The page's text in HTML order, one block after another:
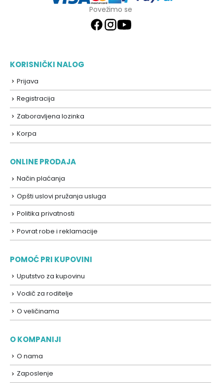
Povežimo se
KORISNIČKI NALOG
Prijava
Registracija
Zaboravljena lozinka
Korpa
ONLINE PRODAJA
Način plaćanja
Opšti uslovi pružanja usluga
Politika privatnosti
Povrat robe i reklamacije
POMOĆ PRI KUPOVINI
Uputstvo za kupovinu
Vodič za roditelje
O veličinama
O KOMPANIJI
O nama
Zaposlenje